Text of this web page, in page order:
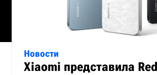
Новости
Xiaomi представила